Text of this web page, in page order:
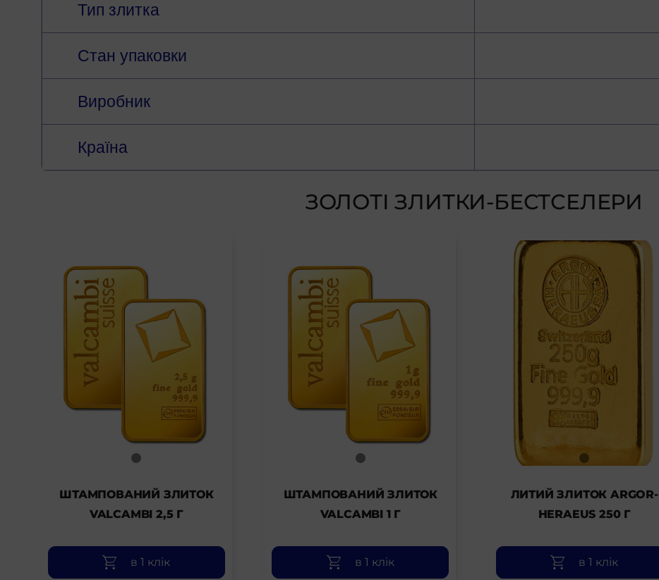
Тип злитка
Стан упаковки
Виробник
Країна
ЗОЛОТІ ЗЛИТКИ-БЕСТСЕЛЕРИ
ШТАМПОВАНИЙ ЗЛИТОК
VALCAMBI 2,5 Г
в 1 клік
ШТАМПОВАНИЙ ЗЛИТОК
VALCAMBI 1 Г
в 1 клік
ЛИТИЙ ЗЛИТОК ARGOR-
HERAEUS 250 Г
в 1 клік